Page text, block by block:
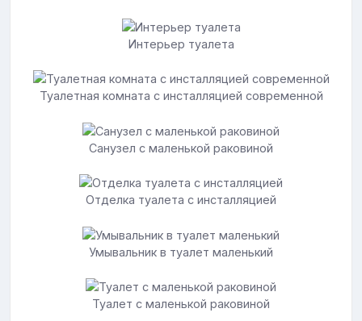
Интерьер туалета
Туалетная комната с инсталляцией современной
Санузел с маленькой раковиной
Отделка туалета с инсталляцией
Умывальник в туалет маленький
Туалет с маленькой раковиной